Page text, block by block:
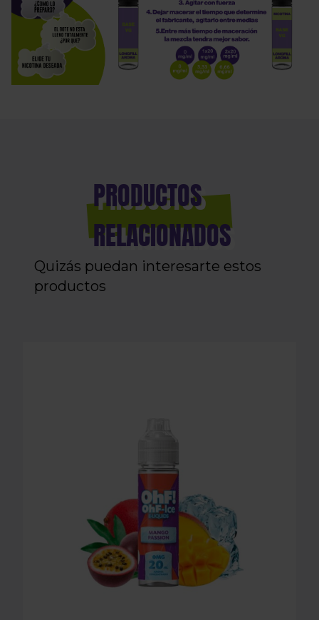
PRODUCTOS
RELACIONADOS
Quizás puedan interesarte estos
productos